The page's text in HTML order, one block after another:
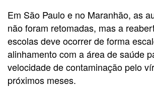
Em São Paulo e no Maranhão, as
não foram retomadas, mas a
escolas deve ocorrer de forma
alinhamento com a área de saúde
velocidade de contaminação pelo
próximos meses.